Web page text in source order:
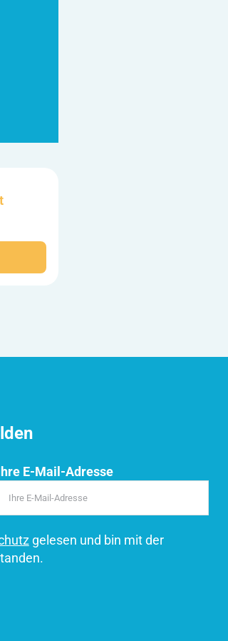
E-Mail-Adresse
gelesen und bin mit der